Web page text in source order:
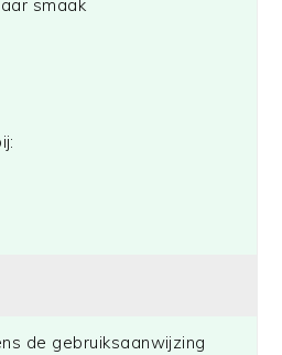
smaak
de gebruiksaanwijzing